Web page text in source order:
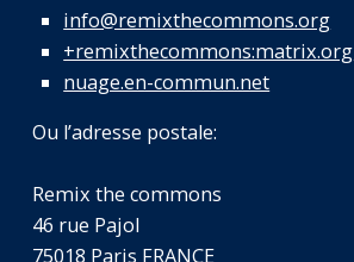
info@remixthecommons.org
+remixthecommons:matrix.org
nuage.en-commun.net
Ou l’adresse postale:
Remix the commons
46 rue Pajol
75018 Paris FRANCE